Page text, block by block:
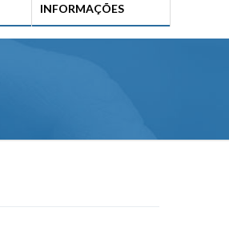
INFORMAÇÕES